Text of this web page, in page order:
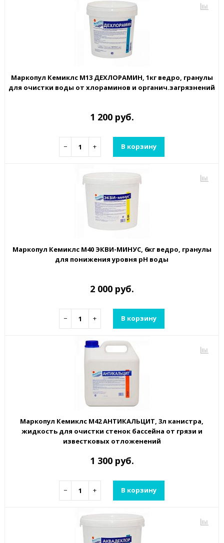
Маркопул Кемиклс М13 ДЕХЛОРАМИН, 1кг ведро, гранулы
для очистки воды от хлораминов и органич.загрязнений
1 200 руб.
− + В корзину
Маркопул Кемиклс М40 ЭКВИ-МИНУС, 6кг ведро, гранулы
для понижения уровня рН воды
2 000 руб.
− + В корзину
Маркопул Кемиклс М42 АНТИКАЛЬЦИТ, 3л канистра,
жидкость для очистки стенок бассейна от грязи и
известковых отложенений
1 300 руб.
− + В корзину